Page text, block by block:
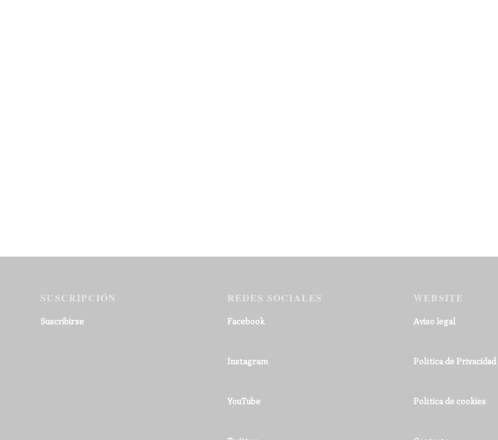
SUSCRIPCIÓN
Suscribirse
REDES SOCIALES
Facebook
Instagram
YouTube
WEBSITE
Aviso legal
Política de Privacidad
Política de cookies